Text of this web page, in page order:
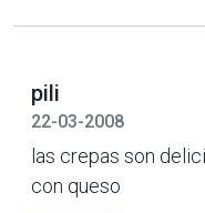
pili
22-03-2008
las crepas son
con queso